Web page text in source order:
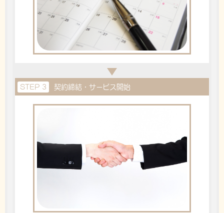
STEP 3 契約締結・サービス開始